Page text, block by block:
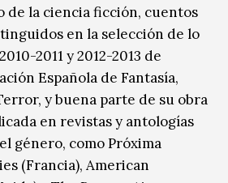
de la ciencia ficción, cuentos
en la selección de lo
2011 y 2012-2013 de
Española de Fantasía,
y buena parte de su obra
en revistas y antologías
género, como Próxima
(Francia), American